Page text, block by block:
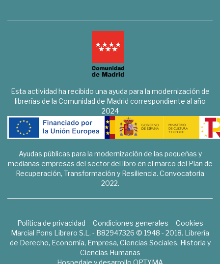
Esta actividad ha recibido una ayuda para la modernización de
librerías de la Comunidad de Madrid correspondiente al año
2024
Ayudas públicas para la modernización de las pequeñas y
medianas empresas del sector del libro en el marco del Plan de
Recuperación, Transformación y Resiliencia. Convocatoria
2022.
Política de privacidad Condiciones generales
Cookies
Marcial Pons Librero S.L. - B82947326 © 1948 - 2018. Librería
de Derecho, Economía, Empresa, Ciencias Sociales, Historia y
Ciencias Humanas
Hospedaje y desarrollo OPTYMA